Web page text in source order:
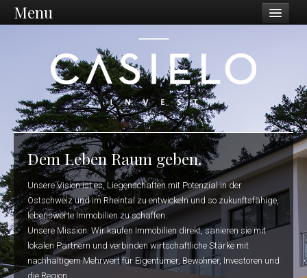
Menu
Philosophie
Vision / Mission
Dienstleistungen
Unternehmen
Standort Ostschweiz
Was wir tun
Ankauf
Sanierungen
Dem Leben Raum geben.
Unsere Vision ist es, Liegenschaften mit Potenzial in der
Ostschweiz und im Rheintal zu entwickeln und so zukunftsfähige,
lebenswerte Immobilien zu schaffen.
Unsere Mission: Wir kaufen Immobilien direkt, sanieren sie mit
lokalen Partnern und verbinden wirtschaftliche Stärke mit
nachhaltigem Mehrwert für Eigentümer, Bewohner, Investoren und
die Region.